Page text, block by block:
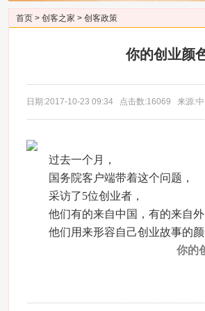
首页 > 创客之家 > 创客政策
你的创业颜
日期:2017-10-23 09:34 点击数:16069 来源:
过去一个月，
国务院客户端带着这个问题，
采访了5位创业者，
他们有的来自中国，有的来自
他们用来形容自己创业故事的颜
你的